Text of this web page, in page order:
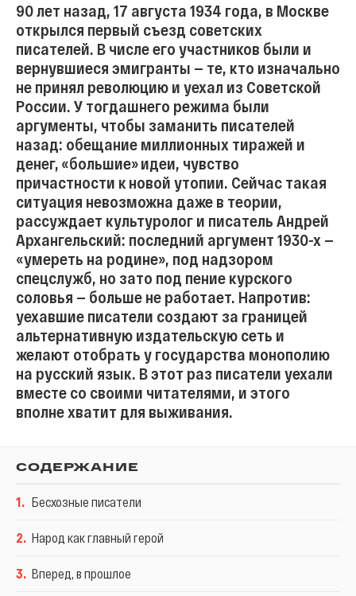
90 лет назад, 17 августа 1934 года, в Москве
открылся первый съезд советских
писателей. В числе его участников были и
вернувшиеся эмигранты — те, кто изначально
не принял революцию и уехал из Советской
России. У тогдашнего режима были
аргументы, чтобы заманить писателей
назад: обещание миллионных тиражей и
денег, «большие» идеи, чувство
причастности к новой утопии. Сейчас такая
ситуация невозможна даже в теории,
рассуждает культуролог и писатель Андрей
Архангельский: последний аргумент 1930-х —
«умереть на родине», под надзором
спецслужб, но зато под пение курского
соловья — больше не работает. Напротив:
уехавшие писатели создают за границей
альтернативную издательскую сеть и
желают отобрать у государства монополию
на русский язык. В этот раз писатели уехали
вместе со своими читателями, и этого
вполне хватит для выживания.
СОДЕРЖАНИЕ
1. Бесхозные писатели
2. Народ как главный герой
3. Вперед, в прошлое